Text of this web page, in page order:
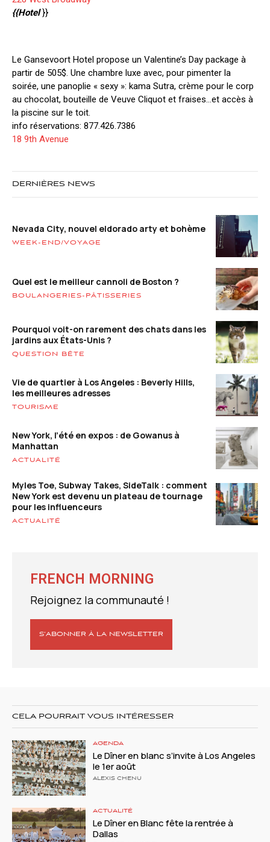
{{Hotel}}
Le Gansevoort Hotel propose un Valentine’s Day package à
partir de 505$. Une chambre luxe avec, pour pimenter la
soirée, une panoplie « sexy »: kama Sutra, crème pour le corp
au chocolat, bouteille de Veuve Cliquot et fraises…et accès à
la piscine sur le toit.
info réservations: 877.426.7386
18 9th Avenue
DERNIÈRES NEWS
Nevada City, nouvel eldorado arty et bohème
WEEK-END/VOYAGE
Quel est le meilleur cannoli de Boston ?
BOULANGERIES-PÂTISSERIES
Pourquoi voit-on rarement des chats dans les
jardins aux États-Unis ?
QUESTION BÊTE
Vie de quartier à Los Angeles : Beverly Hills,
les meilleures adresses
TOURISME
New York, l’été en expos : de Gowanus à
Manhattan
ACTUALITÉ
Myles Toe, Subway Takes, SideTalk : comment
New York est devenu un plateau de tournage
pour les influenceurs
ACTUALITÉ
FRENCH MORNING
Rejoignez la communauté !
S’ABONNER À LA NEWSLETTER
CELA POURRAIT VOUS INTÉRESSER
AGENDA
Le Dîner en blanc s’invite à Los Angeles
le 1er août
ALEXIS CHENU
ACTUALITÉ
Le Dîner en Blanc fête la rentrée à
Dallas